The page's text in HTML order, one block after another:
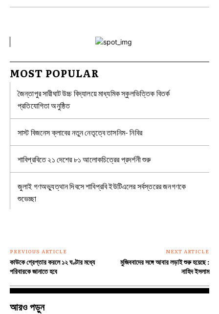
MOST POPULAR
জৈন্তাপুর সারীঘাট উচ্চ বিদ্যালয়ে মাধ্যমিক স্কুলভিত্তিক বিতর্ক
প্রতিযোগিতা অনুষ্ঠিত
সাস্ট বিজনেস ক্লাবের নতুন নেতৃত্বে তাসনিম- নিবির
শাবিপ্রবিতে ২১ দেশের ৮১ আলোকচিত্রের প্রদর্শনী শুরু
জুলাই গণঅভ্যুত্থান দিবসে শাবিপ্রবি ইউটিএলের সর্বস্তরের জনগণকে
শুভেচ্ছা
PREVIOUS ARTICLE
কাউকে গ্রেপ্তার করলে ১২ ঘণ্টার মধ্যে
পরিবারকে জানাতে হবে
NEXT ARTICLE
মুজিববাদের সঙ্গে আবার লড়াই শুরু হয়েছে :
নাহিদ ইসলাম
আরও পড়ুন